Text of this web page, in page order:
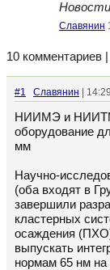
Славянин
10 комментариев
#1 Славянин |
НИИМЭ и НИИТМ
оборудование
мм
(оба входят в
завершили
кластерных
осаждения
выпускать
нормам 65 нм на